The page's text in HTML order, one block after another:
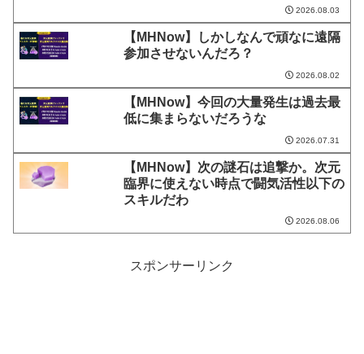
2026.08.03
【MHNow】しかしなんで頑なに遠隔
参加させないんだろ？
2026.08.02
【MHNow】今回の大量発生は過去最
低に集まらないだろうな
2026.07.31
【MHNow】次の謎石は追撃か。次元
臨界に使えない時点で闘気活性以下の
スキルだわ
2026.08.06
スポンサーリンク